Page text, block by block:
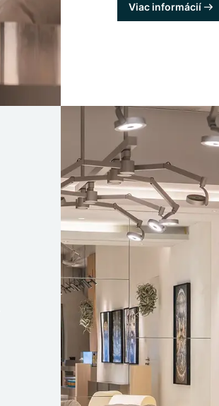
Viac informácií